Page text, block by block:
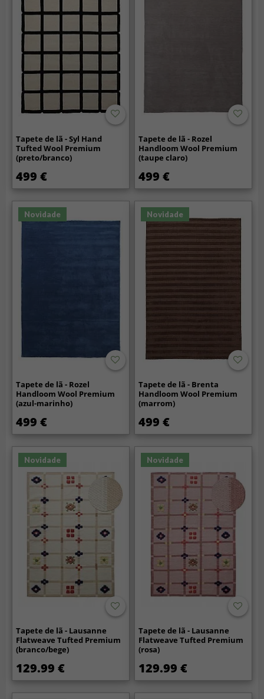
Tapete de lã - Syl Hand
Tufted Wool Premium
(preto/branco)
499 €
Tapete de lã - Rozel
Handloom Wool Premium
(taupe claro)
499 €
Novidade
Tapete de lã - Rozel
Handloom Wool Premium
(azul-marinho)
499 €
Novidade
Tapete de lã - Brenta
Handloom Wool Premium
(marrom)
499 €
Novidade
Tapete de lã - Lausanne
Flatweave Tufted Premium
(branco/bege)
129.99 €
Novidade
Tapete de lã - Lausanne
Flatweave Tufted Premium
(rosa)
129.99 €